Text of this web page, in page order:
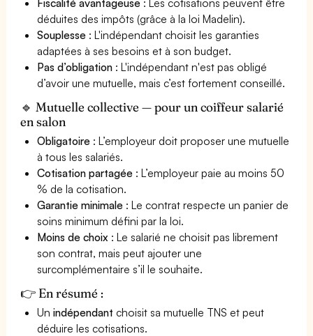
déduites des impôts (grâce à la loi Madelin).
Souplesse : L'indépendant choisit les garanties
adaptées à ses besoins et à son budget.
Pas d’obligation : L'indépendant n'est pas obligé
d’avoir une mutuelle, mais c’est fortement conseillé.
🔹 Mutuelle collective — pour un coiffeur salarié
en salon
Obligatoire : L’employeur doit proposer une mutuelle
à tous les salariés.
Cotisation partagée : L’employeur paie au moins 50
% de la cotisation.
Garantie minimale : Le contrat respecte un panier de
soins minimum défini par la loi.
Moins de choix : Le salarié ne choisit pas librement
son contrat, mais peut ajouter une
surcomplémentaire s’il le souhaite.
👉 En résumé :
Unindépendant choisit sa mutuelle TNS et peut
déduire les cotisations.